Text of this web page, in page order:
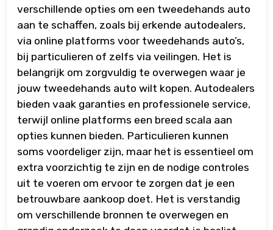
verschillende opties om een tweedehands auto
aan te schaffen, zoals bij erkende autodealers,
via online platforms voor tweedehands auto’s,
bij particulieren of zelfs via veilingen. Het is
belangrijk om zorgvuldig te overwegen waar je
jouw tweedehands auto wilt kopen. Autodealers
bieden vaak garanties en professionele service,
terwijl online platforms een breed scala aan
opties kunnen bieden. Particulieren kunnen
soms voordeliger zijn, maar het is essentieel om
extra voorzichtig te zijn en de nodige controles
uit te voeren om ervoor te zorgen dat je een
betrouwbare aankoop doet. Het is verstandig
om verschillende bronnen te overwegen en